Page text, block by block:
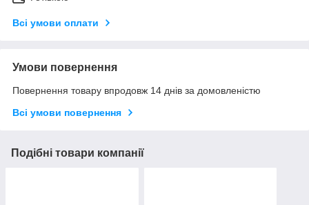
Всі умови оплати
Умови повернення
Повернення товару впродовж 14 днів за домовленістю
Всі умови повернення
Подібні товари компанії